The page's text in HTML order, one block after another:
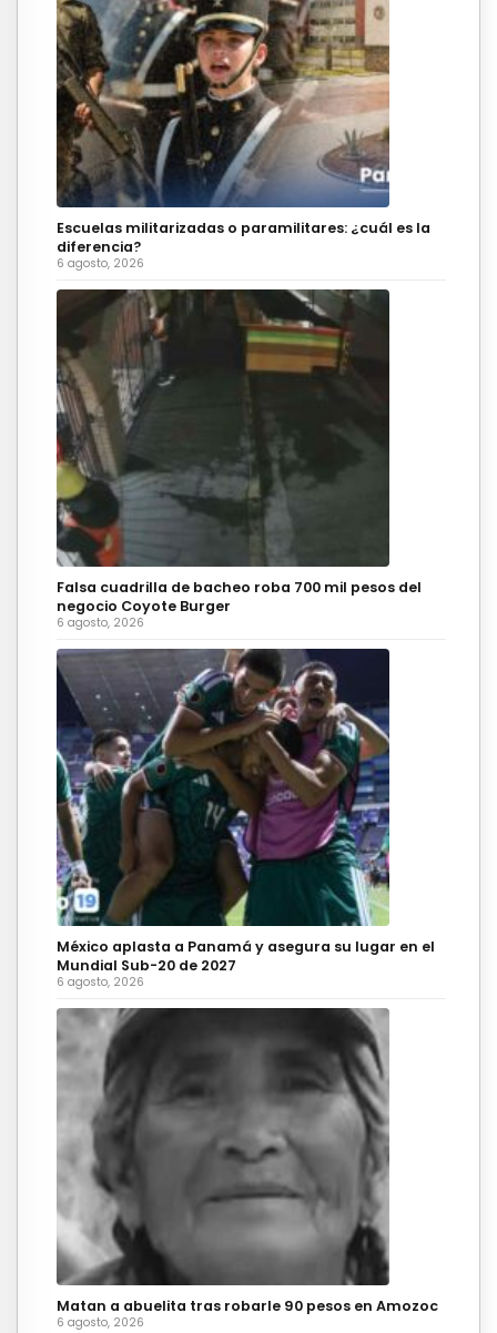
Escuelas militarizadas o paramilitares: ¿cuál es la
diferencia?
6 agosto, 2026
Falsa cuadrilla de bacheo roba 700 mil pesos del
negocio Coyote Burger
6 agosto, 2026
México aplasta a Panamá y asegura su lugar en el
Mundial Sub-20 de 2027
6 agosto, 2026
Matan a abuelita tras robarle 90 pesos en Amozoc
6 agosto, 2026